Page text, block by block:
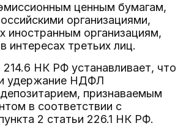
ценным бумагам,
организациями,
иностранным организациям,
интересах третьих лиц.
214.6 НК РФ устанавливает, что
и удержание НДФЛ
признаваемым
в соответствии с
2 статьи 226.1 НК РФ.